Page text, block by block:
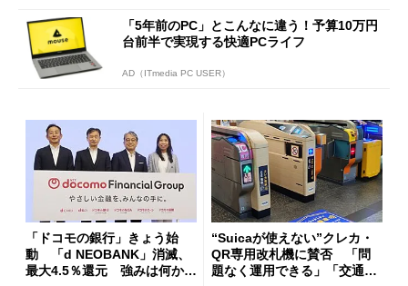
「5年前のPC」とこんなに違う！予算10万円
台前半で実現する快適PCライフ
AD（ITmedia PC USER）
「ドコモの銀行」きょう始
動 「d NEOBANK」消滅、
最大4.5％還元 強みは何か解
“Suicaが使えない”クレカ・
QR専用改札機に賛否 「問
題なく運用できる」「交通系I